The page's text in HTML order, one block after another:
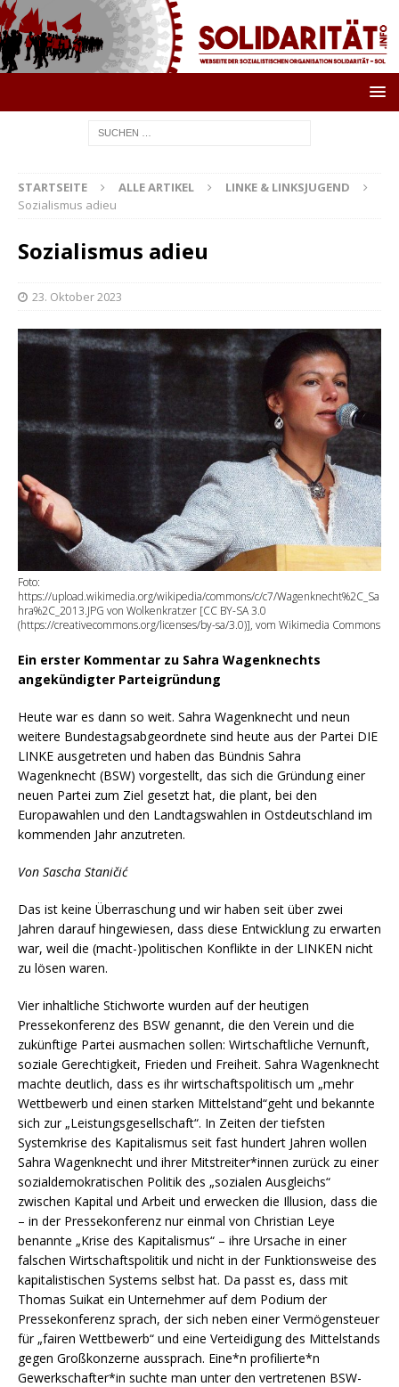
STARTSEITE ALLE ARTIKEL
LINKE & LINKSJUGEND
Sozialismus adieu
Sozialismus adieu
23. Oktober 2023
Foto:
https://upload.wikimedia.org/wikipedia/commons/c/c7/Wagenknecht%2C_Sa
hra%2C_2013.JPG von Wolkenkratzer [CC BY-SA 3.0
(https://creativecommons.org/licenses/by-sa/3.0)], vom Wikimedia Commons
Ein erster Kommentar zu Sahra Wagenknechts
angekündigter Parteigründung
Heute war es dann so weit. Sahra Wagenknecht und neun
weitere Bundestagsabgeordnete sind heute aus der Partei DIE
LINKE ausgetreten und haben das Bündnis Sahra
Wagenknecht (BSW) vorgestellt, das sich die Gründung einer
neuen Partei zum Ziel gesetzt hat, die plant, bei den
Europawahlen und den Landtagswahlen in Ostdeutschland im
kommenden Jahr anzutreten.
Von Sascha Staničić
Das ist keine Überraschung und wir haben seit über zwei
Jahren darauf hingewiesen, dass diese Entwicklung zu erwarten
war, weil die (macht-)politischen Konflikte in der LINKEN nicht
zu lösen waren.
Vier inhaltliche Stichworte wurden auf der heutigen
Pressekonferenz des BSW genannt, die den Verein und die
zukünftige Partei ausmachen sollen: Wirtschaftliche Vernunft,
soziale Gerechtigkeit, Frieden und Freiheit. Sahra Wagenknecht
machte deutlich, dass es ihr wirtschaftspolitisch um „mehr
Wettbewerb und einen starken Mittelstand“geht und bekannte
sich zur „Leistungsgesellschaft“. In Zeiten der tiefsten
Systemkrise des Kapitalismus seit fast hundert Jahren wollen
Sahra Wagenknecht und ihrer Mitstreiter*innen zurück zu einer
sozialdemokratischen Politik des „sozialen Ausgleichs“
zwischen Kapital und Arbeit und erwecken die Illusion, dass die
– in der Pressekonferenz nur einmal von Christian Leye
benannte „Krise des Kapitalismus“ – ihre Ursache in einer
falschen Wirtschaftspolitik und nicht in der Funktionsweise des
kapitalistischen Systems selbst hat. Da passt es, dass mit
Thomas Suikat ein Unternehmer auf dem Podium der
Pressekonferenz sprach, der sich neben einer Vermögensteuer
für „fairen Wettbewerb“ und eine Verteidigung des Mittelstands
gegen Großkonzerne aussprach. Eine*n profilierte*n
Gewerkschafter*in suchte man unter den vertretenen BSW-